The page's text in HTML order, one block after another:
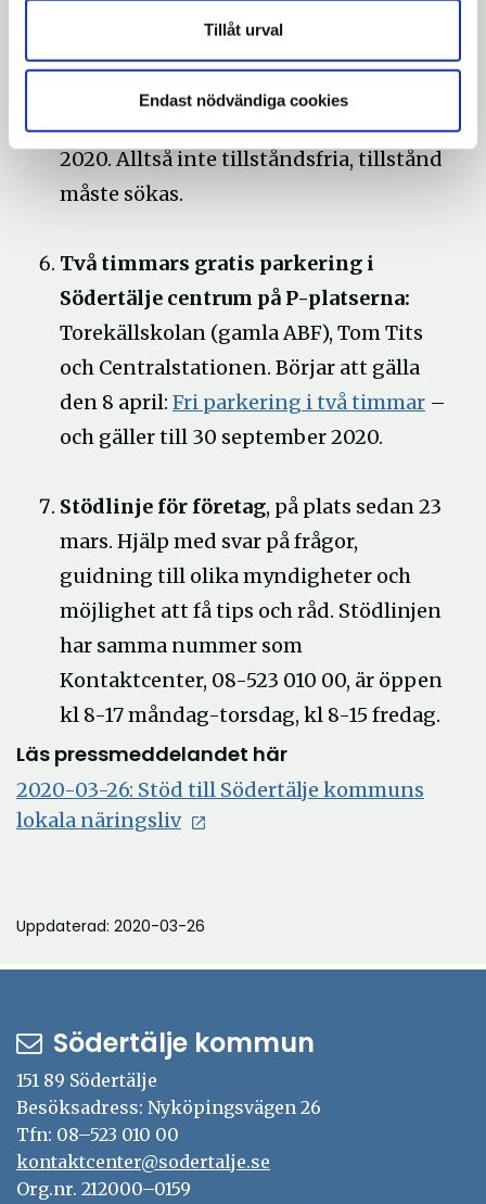
Tillåt urval
Endast nödvändiga cookies
Kostnadsfri markupplåtelse för
uteservering/torghandel
. Det går att få
avgiftsfria månader hela säsongen
2020. Alltså inte tillståndsfria, tillstånd
måste sökas.
Två timmars gratis parkering i
Södertälje centrum på P-platserna:
Torekällskolan (gamla ABF), Tom Tits
och Centralstationen. Börjar att gälla
den 8 april: Fri parkering i två timmar –
och gäller till 30 september 2020.
Stödlinje för företag, på plats sedan 23
mars. Hjälp med svar på frågor,
guidning till olika myndigheter och
möjlighet att få tips och råd. Stödlinjen
har samma nummer som
Kontaktcenter, 08-523 010 00, är öppen
kl 8-17 måndag-torsdag, kl 8-15 fredag.
Läs pressmeddelandet här
2020-03-26: Stöd till Södertälje kommuns
lokala näringslivÖppna
Uppdaterad: 2020-03-26
Södertälje kommun
151 89 Södertälje
Besöksadress: Nyköpingsvägen 26
Tfn: 08–523 010 00
kontaktcenter@sodertalje.se
Org.nr. 212000–0159